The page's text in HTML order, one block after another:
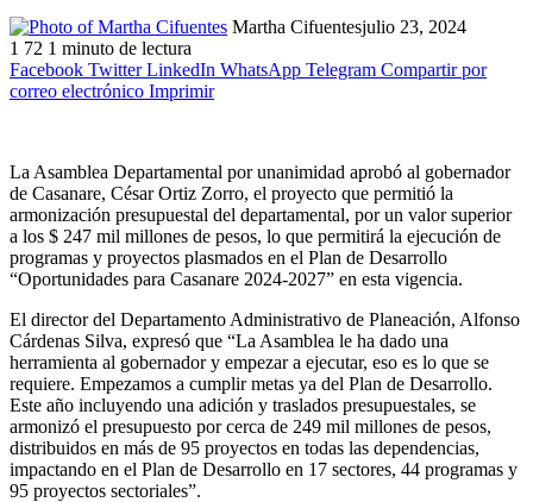
Martha Cifuentesjulio 23, 2024
1 72 1 minuto de lectura
Facebook Twitter LinkedIn WhatsApp Telegram Compartir por
correo electrónico Imprimir
La Asamblea Departamental por unanimidad aprobó al gobernador
de Casanare, César Ortiz Zorro, el proyecto que permitió la
armonización presupuestal del departamental, por un valor superior
a los $ 247 mil millones de pesos, lo que permitirá la ejecución de
programas y proyectos plasmados en el Plan de Desarrollo
“Oportunidades para Casanare 2024-2027” en esta vigencia.
El director del Departamento Administrativo de Planeación, Alfonso
Cárdenas Silva, expresó que “La Asamblea le ha dado una
herramienta al gobernador y empezar a ejecutar, eso es lo que se
requiere. Empezamos a cumplir metas ya del Plan de Desarrollo.
Este año incluyendo una adición y traslados presupuestales, se
armonizó el presupuesto por cerca de 249 mil millones de pesos,
distribuidos en más de 95 proyectos en todas las dependencias,
impactando en el Plan de Desarrollo en 17 sectores, 44 programas y
95 proyectos sectoriales”.